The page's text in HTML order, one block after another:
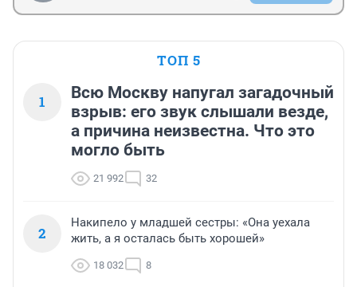
ТОП 5
1
Всю Москву напугал загадочный
взрыв: его звук слышали везде,
а причина неизвестна. Что это
могло быть
21 992 32
2
Накипело у младшей сестры: «Она уехала
жить, а я осталась быть хорошей»
18 032 8